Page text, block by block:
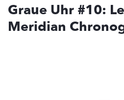
Graue Uhr #10:
Meridian